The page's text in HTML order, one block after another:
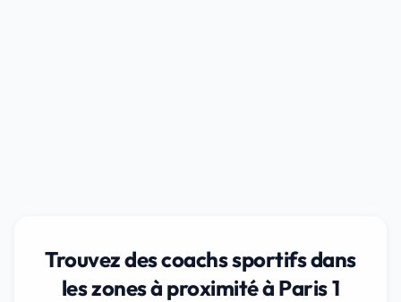
Trouvez des coachs sportifs dans
les zones à proximité à Paris 1